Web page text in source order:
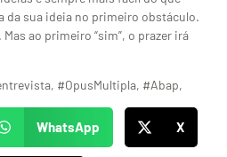
da sua ideia no primeiro obstáculo.
ao primeiro “sim”, o prazer irá
#OpusMultipla, #Abap,
WhatsApp X